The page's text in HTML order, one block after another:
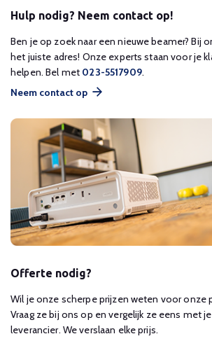
Hulp nodig? Neem contact op!
Ben je op zoek naar een nieuwe beamer? Bij
het juiste adres! Onze experts staan voor je
helpen. Bel met 023-5517909.
Neem contact op
Offerte nodig?
Wil je onze scherpe prijzen weten voor onze
Vraag ze bij ons op en vergelijk ze eens met
leverancier. We verslaan elke prijs.